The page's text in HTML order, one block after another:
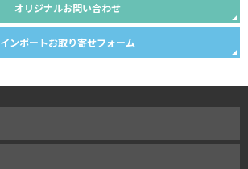
オリジナルお問い合わせ
インポートお取り寄せフォーム